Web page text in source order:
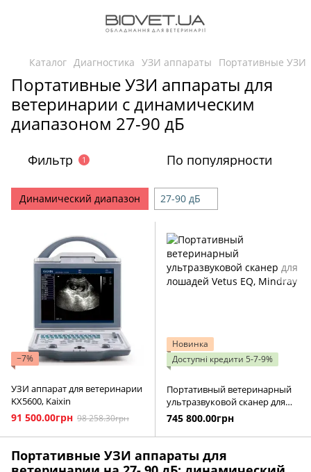
Каталог Диагностика УЗИ аппараты Портативные УЗИ
Портативные УЗИ аппараты для
ветеринарии с динамическим
диапазоном 27-90 дБ
Фильтр 1 По популярности
Динамический диапазон 27-90 дБ
−7%
УЗИ аппарат для ветеринарии
KX5600, Kaixin
91 500.00грн 98 258.30грн
Новинка
Доступні кредити 5-7-9%
Портативный ветеринарный
ультразвуковой сканер для
лошадей Vetus EQ, Mindray
745 800.00грн
Портативные УЗИ аппараты для